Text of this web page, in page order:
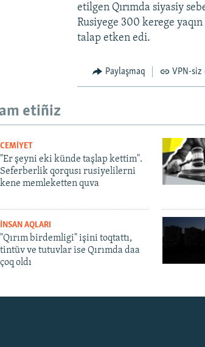
etilgen Qırımda siyasiy
Rusiyege 300 kerege
talap etken edi.
Paylaşmaq VPN-siz
etiñiz
CEMİYET
"Er şeyni eki künde taşlap kettim".
Seferberlik qorqusı rusiyelilerni
kene memleketten quva
İNSAN AQLARI
"Qırım birdemligi" işini toqtattı,
tintüv ve tutuvlar ise Qırımda daa
çoq oldı